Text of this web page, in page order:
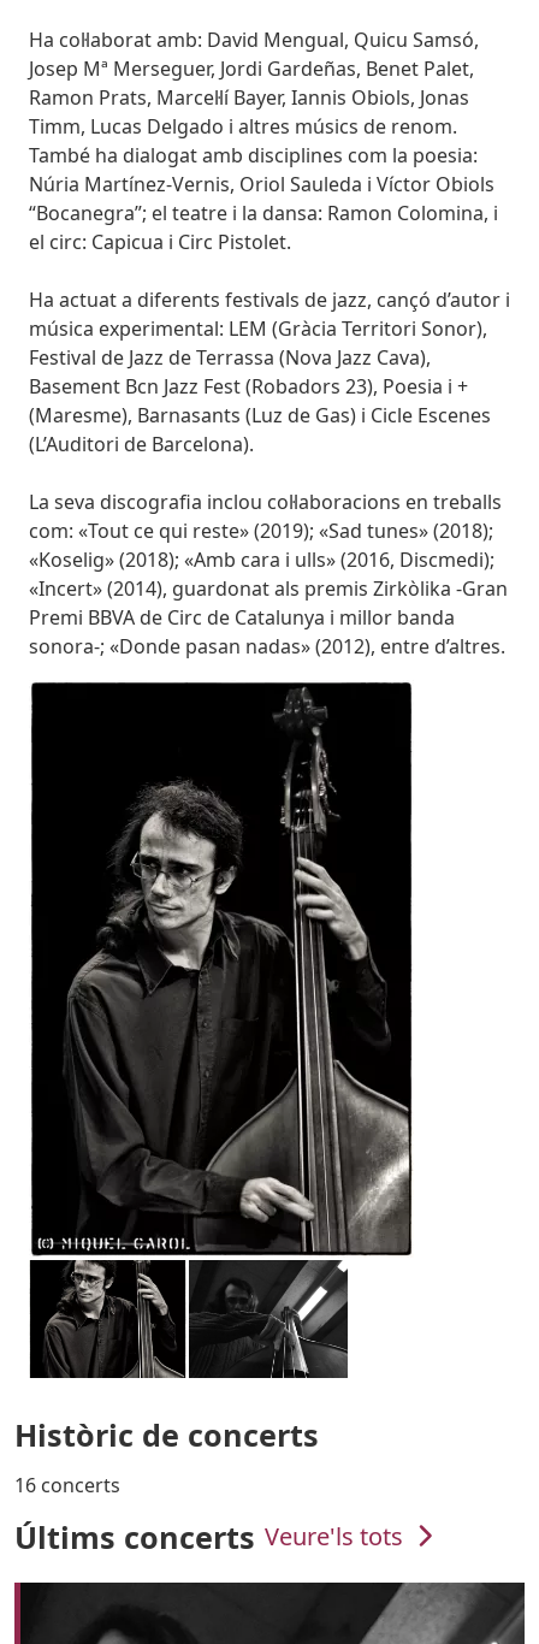
Ha col·laborat amb: David Mengual, Quicu Samsó,
Josep Mª Merseguer, Jordi Gardeñas, Benet Palet,
Ramon Prats, Marcel·lí Bayer, Iannis Obiols, Jonas
Timm, Lucas Delgado i altres músics de renom.
També ha dialogat amb disciplines com la poesia:
Núria Martínez-Vernis, Oriol Sauleda i Víctor Obiols
“Bocanegra”; el teatre i la dansa: Ramon Colomina, i
el circ: Capicua i Circ Pistolet.
Ha actuat a diferents festivals de jazz, cançó d’autor i
música experimental: LEM (Gràcia Territori Sonor),
Festival de Jazz de Terrassa (Nova Jazz Cava),
Basement Bcn Jazz Fest (Robadors 23), Poesia i +
(Maresme), Barnasants (Luz de Gas) i Cicle Escenes
(L’Auditori de Barcelona).
La seva discografia inclou col·laboracions en treballs
com: «Tout ce qui reste» (2019); «Sad tunes» (2018);
«Koselig» (2018); «Amb cara i ulls» (2016, Discmedi);
«Incert» (2014), guardonat als premis Zirkòlika -Gran
Premi BBVA de Circ de Catalunya i millor banda
sonora-; «Donde pasan nadas» (2012), entre d’altres.
Imatges
Image
Històric de concerts
16 concerts
Últims concerts Veure'ls tots